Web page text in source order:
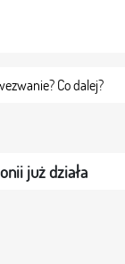
Co dalej?
już działa